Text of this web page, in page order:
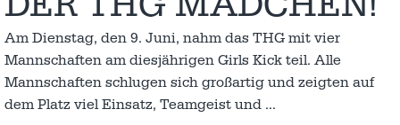
Am Dienstag, den 9. Juni, nahm das THG mit vier
Mannschaften am diesjährigen Girls Kick teil. Alle
Mannschaften schlugen sich großartig und zeigten auf
dem Platz viel Einsatz, Teamgeist und …